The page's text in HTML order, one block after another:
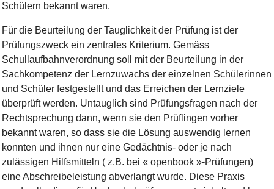
Schülern bekannt waren.
Für die Beurteilung der Tauglichkeit der Prüfung ist der
Prüfungszweck ein zentrales Kriterium. Gemäss
Schullaufbahnverordnung soll mit der Beurteilung in der
Sachkompetenz der Lernzuwachs der einzelnen Schülerinnen
und Schüler festgestellt und das Erreichen der Lernziele
überprüft werden. Untauglich sind Prüfungsfragen nach der
Rechtsprechung dann, wenn sie den Prüflingen vorher
bekannt waren, so dass sie die Lösung auswendig lernen
konnten und ihnen nur eine Gedächtnis- oder je nach
zulässigen Hilfsmitteln ( z.B. bei « openbook »-Prüfungen)
eine Abschreibeleistung abverlangt wurde. Diese Praxis